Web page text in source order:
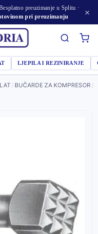
preuzimanje u Splitu ·
pri preuzimanju
×
LJEPILA I REZINIRANJE
/ BUČARDE ZA KOMPRESOR /